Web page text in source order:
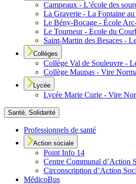
Campeaux - L’école des
La Graverie - La Fontaine
Le Bény-Bocage - École
Le Tourneur - Ecole du
Saint-Martin des Besaces -
Collèges
Collège Val de Souleuvre -
Collège Maupas - Vire
Lycée
Lycée Marie Curie - Vire
Santé, Solidarité
Professionnels de santé
Action sociale
Point Info 14
Centre Communal d’Action
Circonscription d’Action
MédicoBus